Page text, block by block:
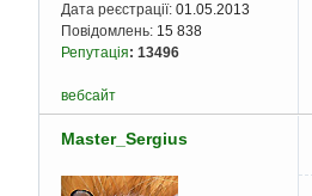
Дата реєстрації: 01.05.2013
Повідомлень: 15 838
Репутація: 13496
вебсайт
Master_Sergius